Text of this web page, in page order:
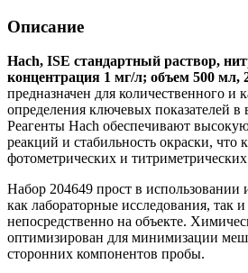
Описание
Hach, ISE cтандартный раствор,
концентрация 1 мг/л; объем 500 мл,
предназначен для количественного и
определения ключевых показателей в
Реагенты Hach обеспечивают
реакций и стабильность окраски, что
фотометрических и
Набор 204649 прост в использовании
как лабораторные исследования, так
непосредственно на объекте.
оптимизирован для минимизации
сторонних компонентов пробы.